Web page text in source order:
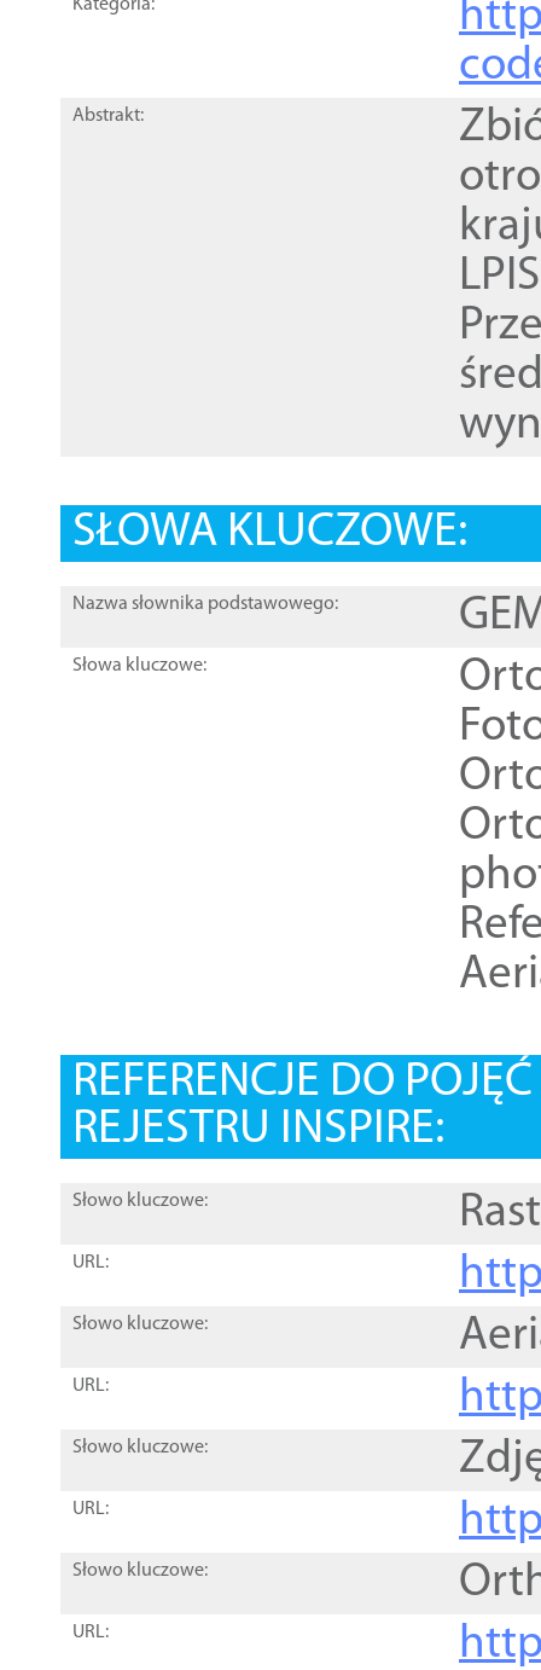
Kategoria:
Abstrakt:
SŁOWA KLUCZOWE:
Nazwa słownika podstawowego:
Słowa kluczowe:
REFERENCJE DO
REJESTRU INSPIRE:
Słowo kluczowe:
URL:
Słowo kluczowe:
URL:
Słowo kluczowe:
URL:
Słowo kluczowe:
URL: